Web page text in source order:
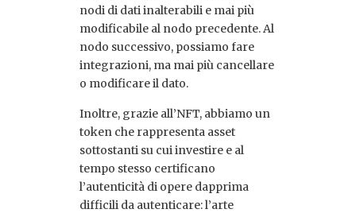
nodi di dati inalterabili e mai più
modificabile al nodo precedente. Al
nodo successivo, possiamo fare
integrazioni, ma mai più cancellare
o modificare il dato.
Inoltre, grazie all’NFT, abbiamo un
token che rappresenta asset
sottostanti su cui investire e al
tempo stesso certificano
l’autenticità di opere dapprima
difficili da autenticare: l’arte